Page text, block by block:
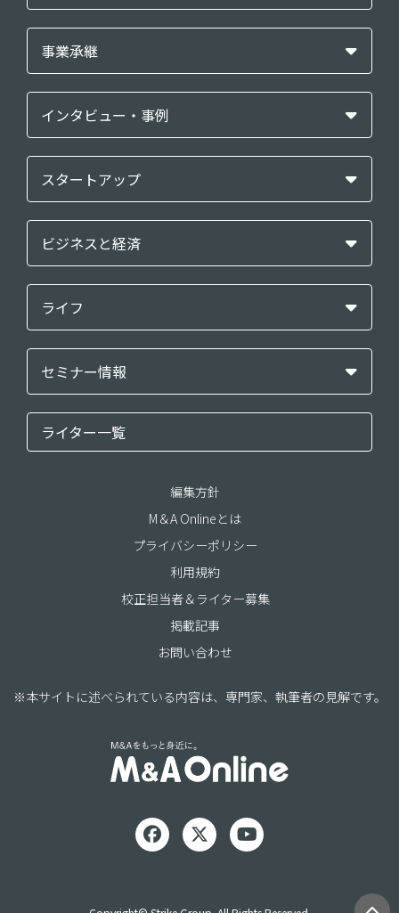
事業承継
インタビュー・事例
スタートアップ
ビジネスと経済
ライフ
セミナー情報
ライター一覧
編集方針
M＆A Onlineとは
プライバシーポリシー
利用規約
校正担当者＆ライター募集
掲載記事
お問い合わせ
※本サイトに述べられている内容は、専門家、執筆者の見解です。